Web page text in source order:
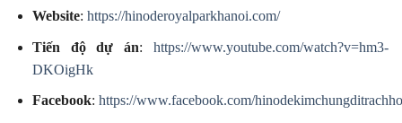
Website: https://hinoderoyalparkhanoi.com/
Tiến độ dự án:https://www.youtube.com/watch?v=hm3-
DKOigHk
Facebook: https://www.facebook.com/